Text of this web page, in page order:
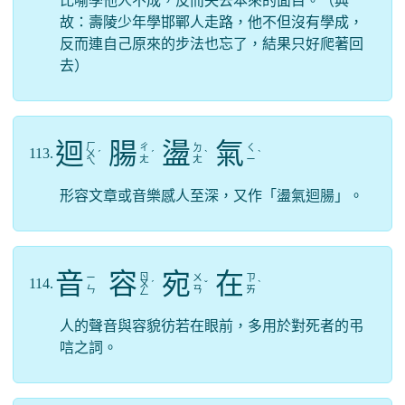
故：壽陵少年學邯鄲人走路，他不但沒有學成，
反而連自己原來的步法也忘了，結果只好爬著回
去）
113. 迴 ㄏ
ㄨ
ㄟ
ˊ 腸 ㄔ
ㄤ ˊ 盪 ㄉ
ㄤ ˋ 氣 ㄑ
ㄧ ˋ
形容文章或音樂感人至深，又作「盪氣迴腸」。
114. 音 ㄧ
ㄣ
容 ㄖ
ㄨ
ㄥ
ˊ 宛 ㄨ
ㄢ ˇ 在
ㄗ
ㄞ ˋ
人的聲音與容貌彷若在眼前，多用於對死者的弔
唁之詞。